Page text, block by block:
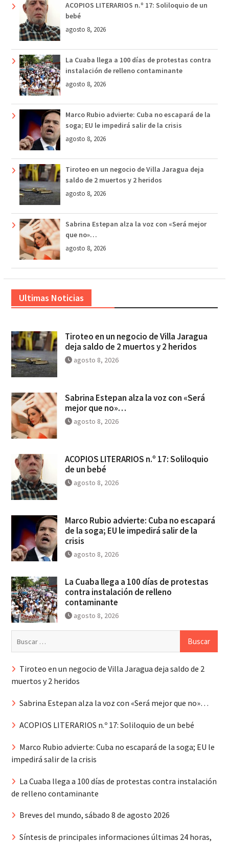
ACOPIOS LITERARIOS n.º 17: Soliloquio de un
bebé
agosto 8, 2026
La Cuaba llega a 100 días de protestas contra
instalación de relleno contaminante
agosto 8, 2026
Marco Rubio advierte: Cuba no escapará de la
soga; EU le impedirá salir de la crisis
agosto 8, 2026
Tiroteo en un negocio de Villa Jaragua deja
saldo de 2 muertos y 2 heridos
agosto 8, 2026
Sabrina Estepan alza la voz con «Será mejor
que no»…
agosto 8, 2026
Ultimas Noticias
Tiroteo en un negocio de Villa Jaragua
deja saldo de 2 muertos y 2 heridos
agosto 8, 2026
Sabrina Estepan alza la voz con «Será
mejor que no»…
agosto 8, 2026
ACOPIOS LITERARIOS n.º 17: Soliloquio
de un bebé
agosto 8, 2026
Marco Rubio advierte: Cuba no escapará
de la soga; EU le impedirá salir de la
crisis
agosto 8, 2026
La Cuaba llega a 100 días de protestas
contra instalación de relleno
contaminante
agosto 8, 2026
Tiroteo en un negocio de Villa Jaragua deja saldo de 2
muertos y 2 heridos
Sabrina Estepan alza la voz con «Será mejor que no»…
ACOPIOS LITERARIOS n.º 17: Soliloquio de un bebé
Marco Rubio advierte: Cuba no escapará de la soga; EU le
impedirá salir de la crisis
La Cuaba llega a 100 días de protestas contra instalación
de relleno contaminante
Breves del mundo, sábado 8 de agosto 2026
Síntesis de principales informaciones últimas 24 horas,